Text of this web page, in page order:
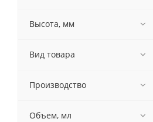
Высота, мм
Вид товара
Производство
Объем, мл